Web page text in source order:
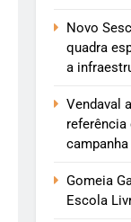
Novo
quadra
a
Vendaval
referência
Gomeia
Escola